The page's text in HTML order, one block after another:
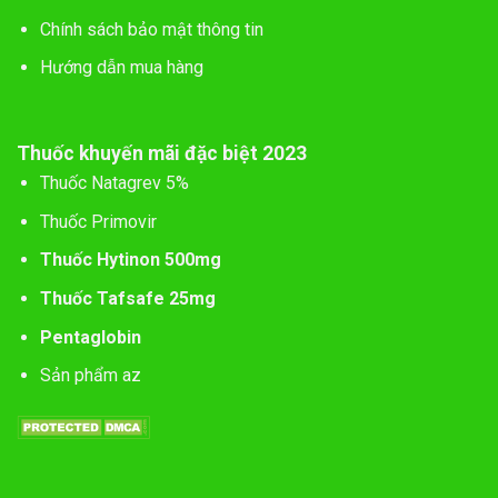
Chính sách bảo mật thông tin
Hướng dẫn mua hàng
Thuốc khuyến mãi đặc biệt 2023
Thuốc Natagrev 5%
Thuốc Primovir
Thuốc Hytinon 500mg
Thuốc Tafsafe 25mg
Pentaglobin
Sản phẩm az